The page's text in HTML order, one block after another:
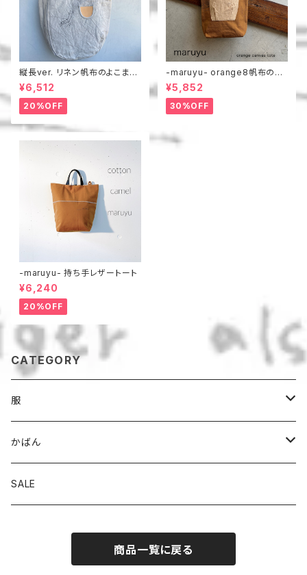
縦長ver. リネン帆布のよこまち
トート
¥6,512
20%OFF
-maruyu- orange8帆布のト
ート
¥5,852
30%OFF
-maruyu- 持ち手レザートート
¥6,240
20%OFF
CATEGORY
服
パンツ
スカート
かばん
トート
SALE
商品一覧に戻る